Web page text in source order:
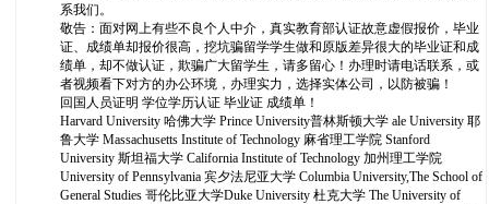
系我们。
敬告：面对网上有些不良个人中介，真实教育部认证故意虚假报价，毕业
证、成绩单却报价很高，挖坑骗留学学生做和原版差异很大的毕业证和成
绩单，却不做认证，欺骗广大留学生，请多留心！办理时请电话联系，或
者视频看下对方的办公环境，办理实力，选择实体公司，以防被骗！
回国人员证明 学位学历认证 毕业证 成绩单！
Harvard University 哈佛大学 Prince University普林斯顿大学 ale University 耶
鲁大学 Massachusetts Institute of Technology 麻省理工学院 Stanford
University 斯坦福大学 California Institute of Technology 加州理工学院
University of Pennsylvania 宾夕法尼亚大学 Columbia University,The School of
General Studies 哥伦比亚大学Duke University 杜克大学 The University of